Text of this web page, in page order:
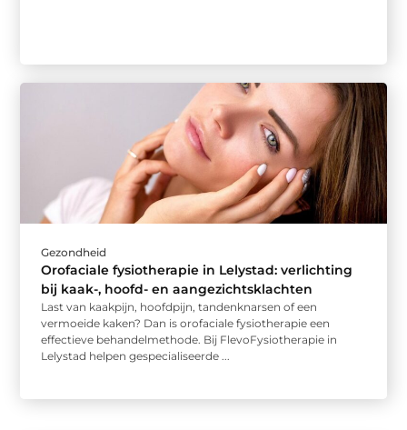
Gezondheid
Orofaciale fysiotherapie in Lelystad: verlichting
bij kaak-, hoofd- en aangezichtsklachten
Last van kaakpijn, hoofdpijn, tandenknarsen of een
vermoeide kaken? Dan is orofaciale fysiotherapie een
effectieve behandelmethode. Bij FlevoFysiotherapie in
Lelystad helpen gespecialiseerde ...